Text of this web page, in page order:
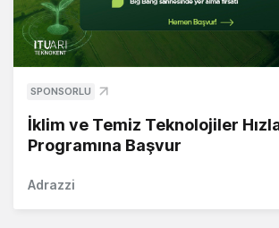
SPONSORLU
İklim ve Temiz Teknolojiler
Programına Başvur
Adrazzi